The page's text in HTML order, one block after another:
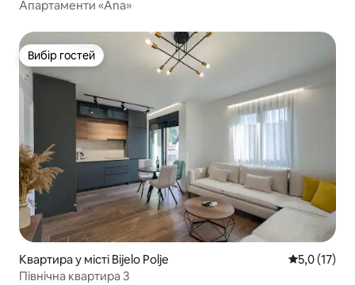
Апартаменти «Ana»
Вибір гостей
Вибір гостей
Квартира у місті Bijelo Polje Середня
5,0 (17)
Північна квартира 3